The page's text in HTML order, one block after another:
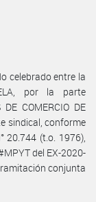
celebrado entre la
por la parte
COMERCIO DE
sindical, conforme
20.744 (t.o. 1976),
del EX-2020-
conjunta